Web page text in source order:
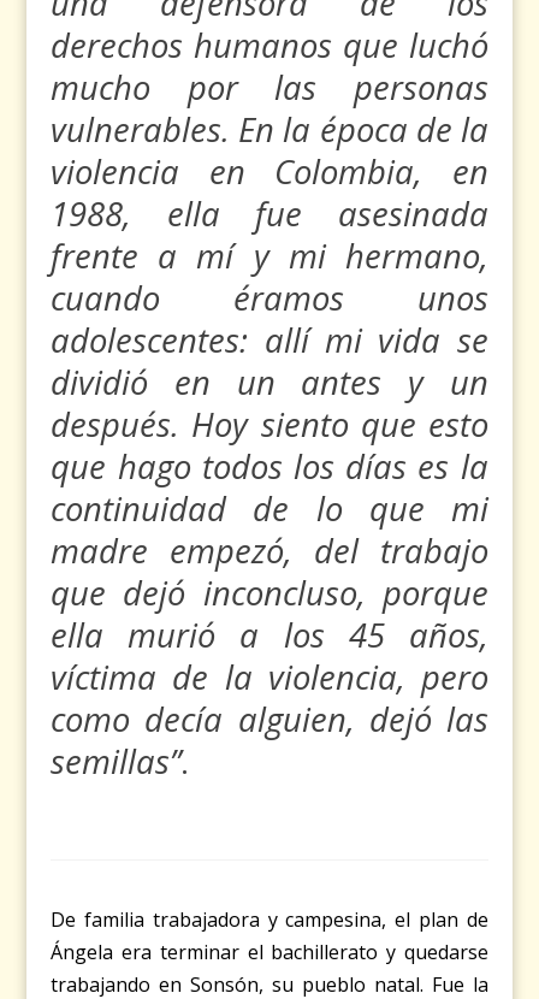
derechos humanos que luchó
mucho por las personas
vulnerables. En la época de la
violencia en Colombia, en
1988, ella fue asesinada
frente a mí y mi hermano,
cuando éramos unos
adolescentes: allí mi vida se
dividió en un antes y un
después. Hoy siento que esto
que hago todos los días es la
continuidad de lo que mi
madre empezó, del trabajo
que dejó inconcluso, porque
ella murió a los 45 años,
víctima de la violencia, pero
como decía alguien, dejó las
semillas”.
De familia trabajadora y campesina, el plan de
Ángela era terminar el bachillerato y quedarse
trabajando en Sonsón, su pueblo natal. Fue la